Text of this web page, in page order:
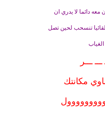
معه دائما لا يدري ان
تنسحب لحين تصل
ـــر
مكانتك